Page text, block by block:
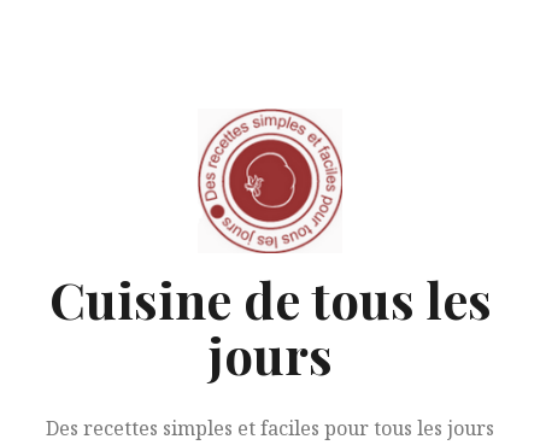
Cuisine de tous les
jours
Des recettes simples et faciles pour tous les jours